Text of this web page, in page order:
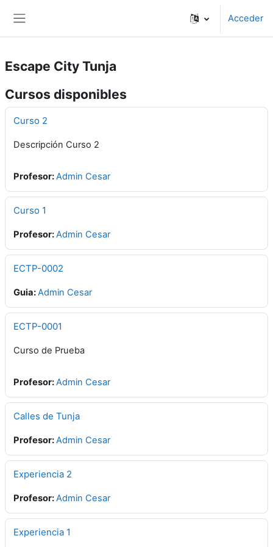
Acceder
Escape City Tunja
Cursos disponibles
Curso 2
Descripción Curso 2
Profesor:Admin Cesar
Curso 1
Profesor:Admin Cesar
ECTP-0002
Guia:Admin Cesar
ECTP-0001
Curso de Prueba
Profesor:Admin Cesar
Calles de Tunja
Profesor:Admin Cesar
Experiencia 2
Profesor:Admin Cesar
Experiencia 1